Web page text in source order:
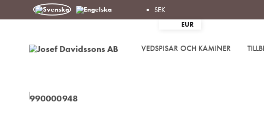
SEK
EUR
värmen!
VEDSPISAR OCH KAMINER